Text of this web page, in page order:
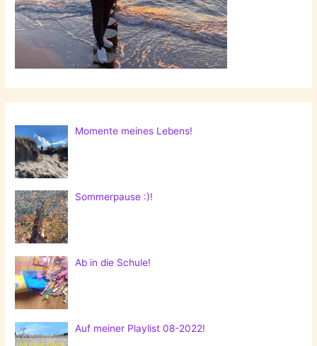
Momente meines Lebens!
Sommerpause :)!
Ab in die Schule!
Auf meiner Playlist 08-2022!